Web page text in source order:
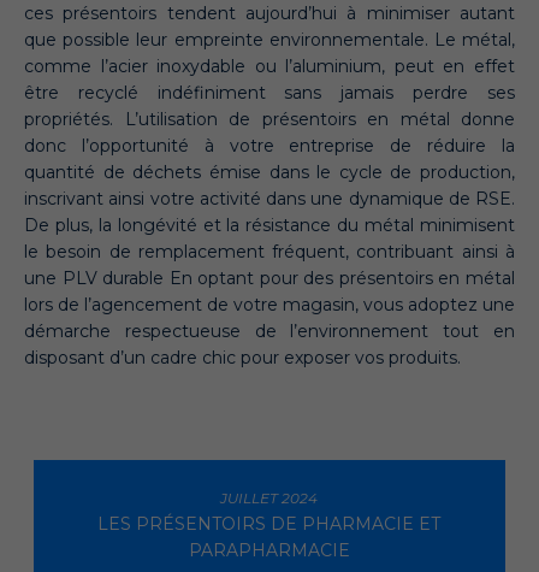
ces présentoirs tendent aujourd’hui à minimiser autant
que possible leur empreinte environnementale. Le métal,
comme l’acier inoxydable ou l’aluminium, peut en effet
être recyclé indéfiniment sans jamais perdre ses
propriétés. L’utilisation de présentoirs en métal donne
donc l’opportunité à votre entreprise de réduire la
quantité de déchets émise dans le cycle de production,
inscrivant ainsi votre activité dans une dynamique de RSE.
De plus, la longévité et la résistance du métal minimisent
le besoin de remplacement fréquent, contribuant ainsi à
une PLV durable En optant pour des présentoirs en métal
lors de l’agencement de votre magasin, vous adoptez une
démarche respectueuse de l’environnement tout en
disposant d’un cadre chic pour exposer vos produits.
JUILLET 2024
LES PRÉSENTOIRS DE PHARMACIE ET
PARAPHARMACIE